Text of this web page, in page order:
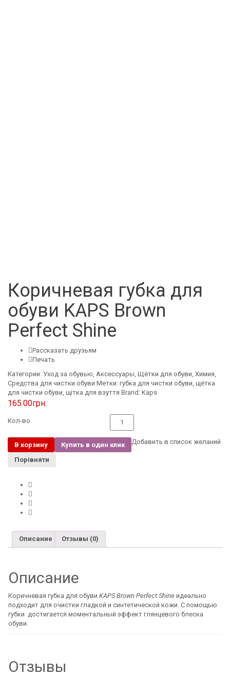
Коричневая губка для
обуви KAPS Brown
Perfect Shine
Рассказать друзьям
Печать
Категории: Уход за обувью Аксессуары Щётки для обуви Химия
Средства для чистки обуви Метки: губка для чистки обуви щётка
для чистки обуви щітка для взуття Brand: Kaps
165.00грн.
Кол-во Количество
В корзину Купить в один клик Добавить в список желаний
Порівняти
Описание Отзывы (0)
Описание
Коричневая губка для обуви KAPS Brown Perfect Shine идеально
подходит для очистки гладкой и синтетической кожи. С помощью
губки достигается моментальный эффект глянцевого блеска
обуви.
Отзывы